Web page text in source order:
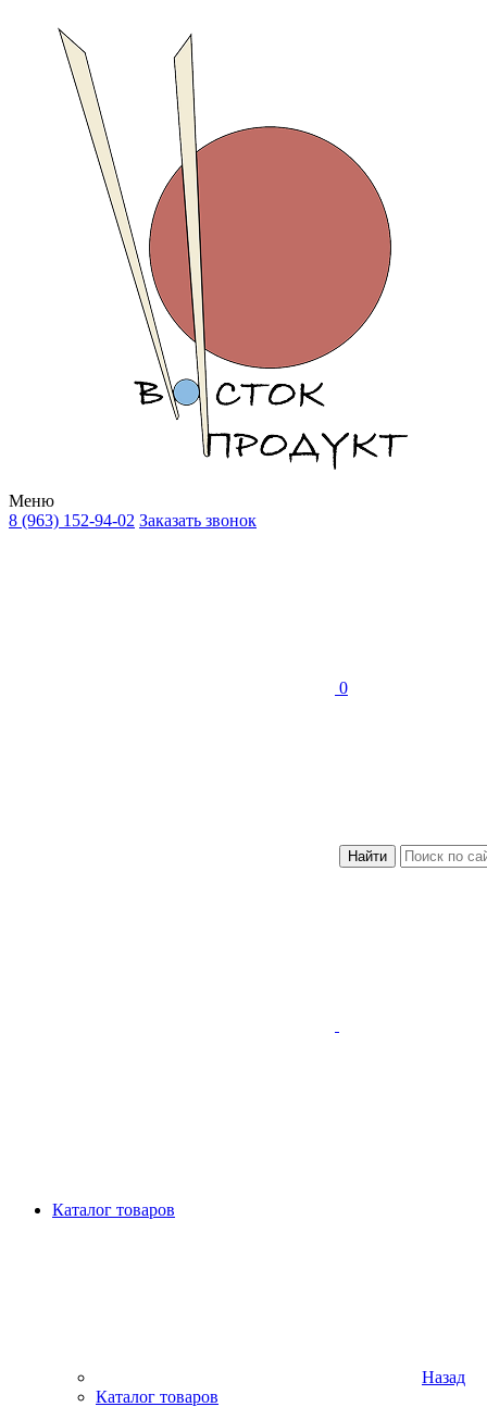
Меню
8 (963) 152-94-02 Заказать звонок
0
Найти
Каталог товаров
Назад
Каталог товаров